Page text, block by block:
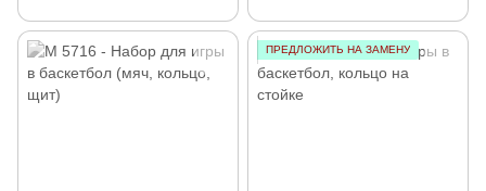
ПРЕДЛОЖИТЬ НА ЗАМЕНУ